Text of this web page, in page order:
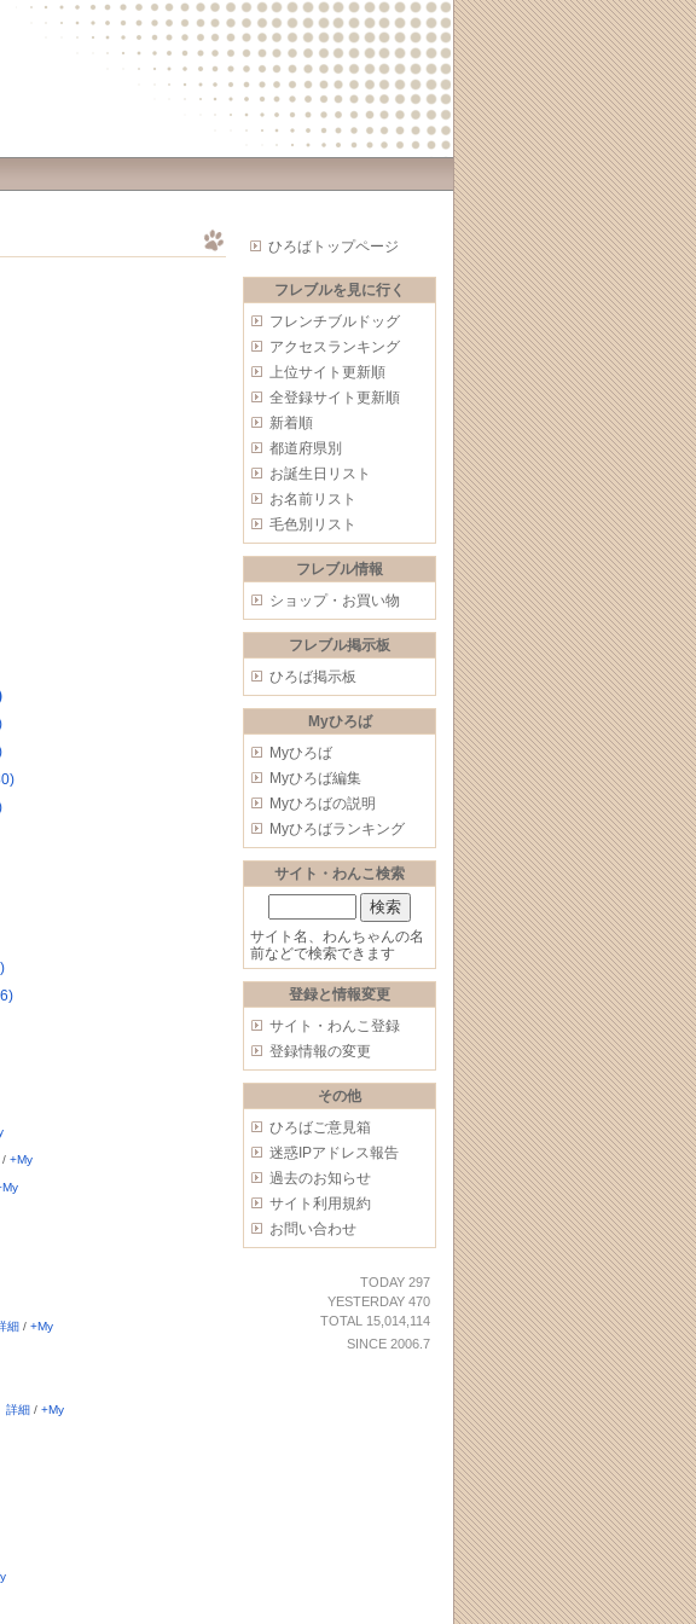
ひろばトップページ
フレブルを見に行く
フレンチブルドッグ
アクセスランキング
上位サイト更新順
全登録サイト更新順
新着順
都道府県別
お誕生日リスト
お名前リスト
毛色別リスト
フレブル情報
ショップ・お買い物
フレブル掲示板
ひろば掲示板
Myひろば
Myひろば
Myひろば編集
Myひろばの説明
Myひろばランキング
サイト・わんこ検索
サイト名、わんちゃんの名
前などで検索できます
登録と情報変更
サイト・わんこ登録
登録情報の変更
その他
ひろばご意見箱
迷惑IPアドレス報告
過去のお知らせ
サイト利用規約
お問い合わせ
TODAY 297
YESTERDAY 470
TOTAL 15,014,114
SINCE 2006.7
/ +My
細 / +My
詳細 / +My